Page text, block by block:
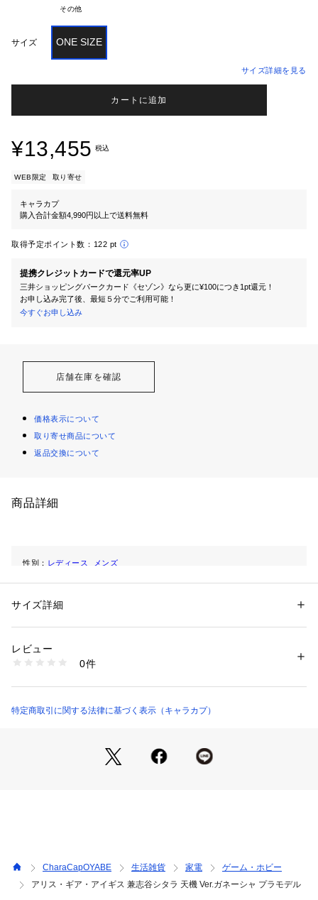
その他
サイズ ONE SIZE
サイズ詳細を見る
カートに追加
¥13,455 税込
WEB限定 取り寄せ
キャラカプ
購入合計金額4,990円以上で送料無料
取得予定ポイント数： 122 pt
提携クレジットカードで還元率UP
三井ショッピングパークカード《セゾン》なら更に¥100につき1pt還元！
お申し込み完了後、最短５分でご利用可能！
今すぐお申し込み
店舗在庫を確認
価格表示について
取り寄せ商品について
返品交換について
商品詳細
性別： レディース
メンズ
商品番号：
サイズ詳細
レビュー
0件
特定商取引に関する法律に基づく表示（キャラカプ）
CharaCapOYABE 生活雑貨 家電
ゲーム・ホビー
アリス・ギア・アイギス 兼志谷シタラ 天機 Ver.ガネーシャ プラモデル